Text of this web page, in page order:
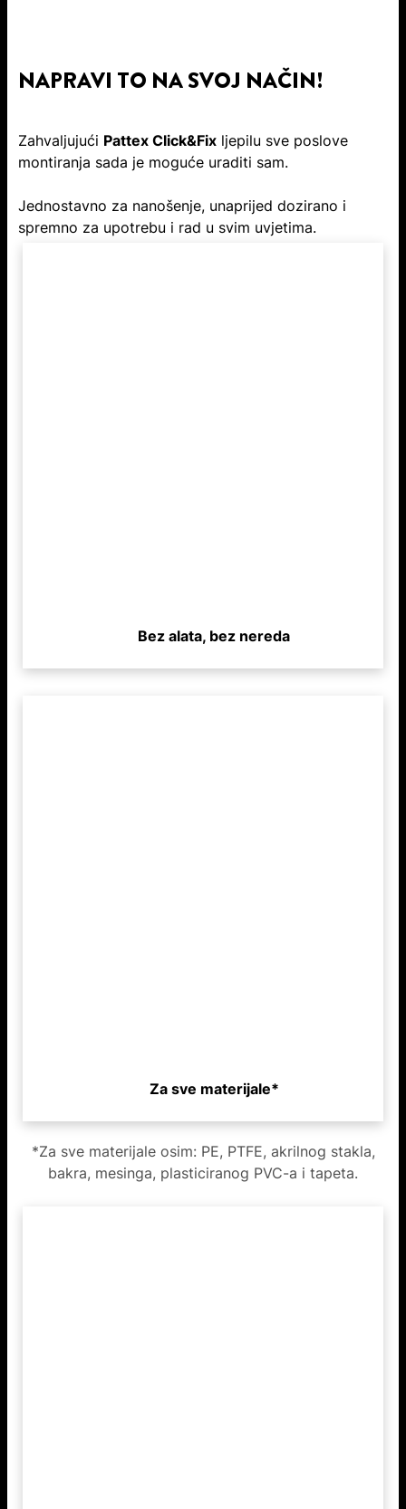
NAPRAVI TO NA SVOJ NAČIN!
Zahvaljujući Pattex Click&Fix ljepilu sve poslove
montiranja sada je moguće uraditi sam.
Jednostavno za nanošenje, unaprijed dozirano i
spremno za upotrebu i rad u svim uvjetima.
Bez alata, bez nereda
Za sve materijale*
*Za sve materijale osim: PE, PTFE, akrilnog stakla,
bakra, mesinga, plasticiranog PVC-a i tapeta.